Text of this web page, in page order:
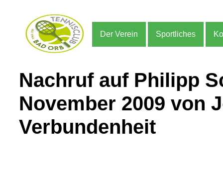
Der Verein Sportliches
Nachruf auf Philipp
November 2009 von
Verbundenheit